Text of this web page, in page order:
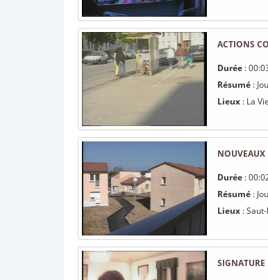
ACTIONS
Durée :
Résumé :
Lieux : La
NOUVEAUX
Durée :
Résumé :
Lieux :
SIGNATURE